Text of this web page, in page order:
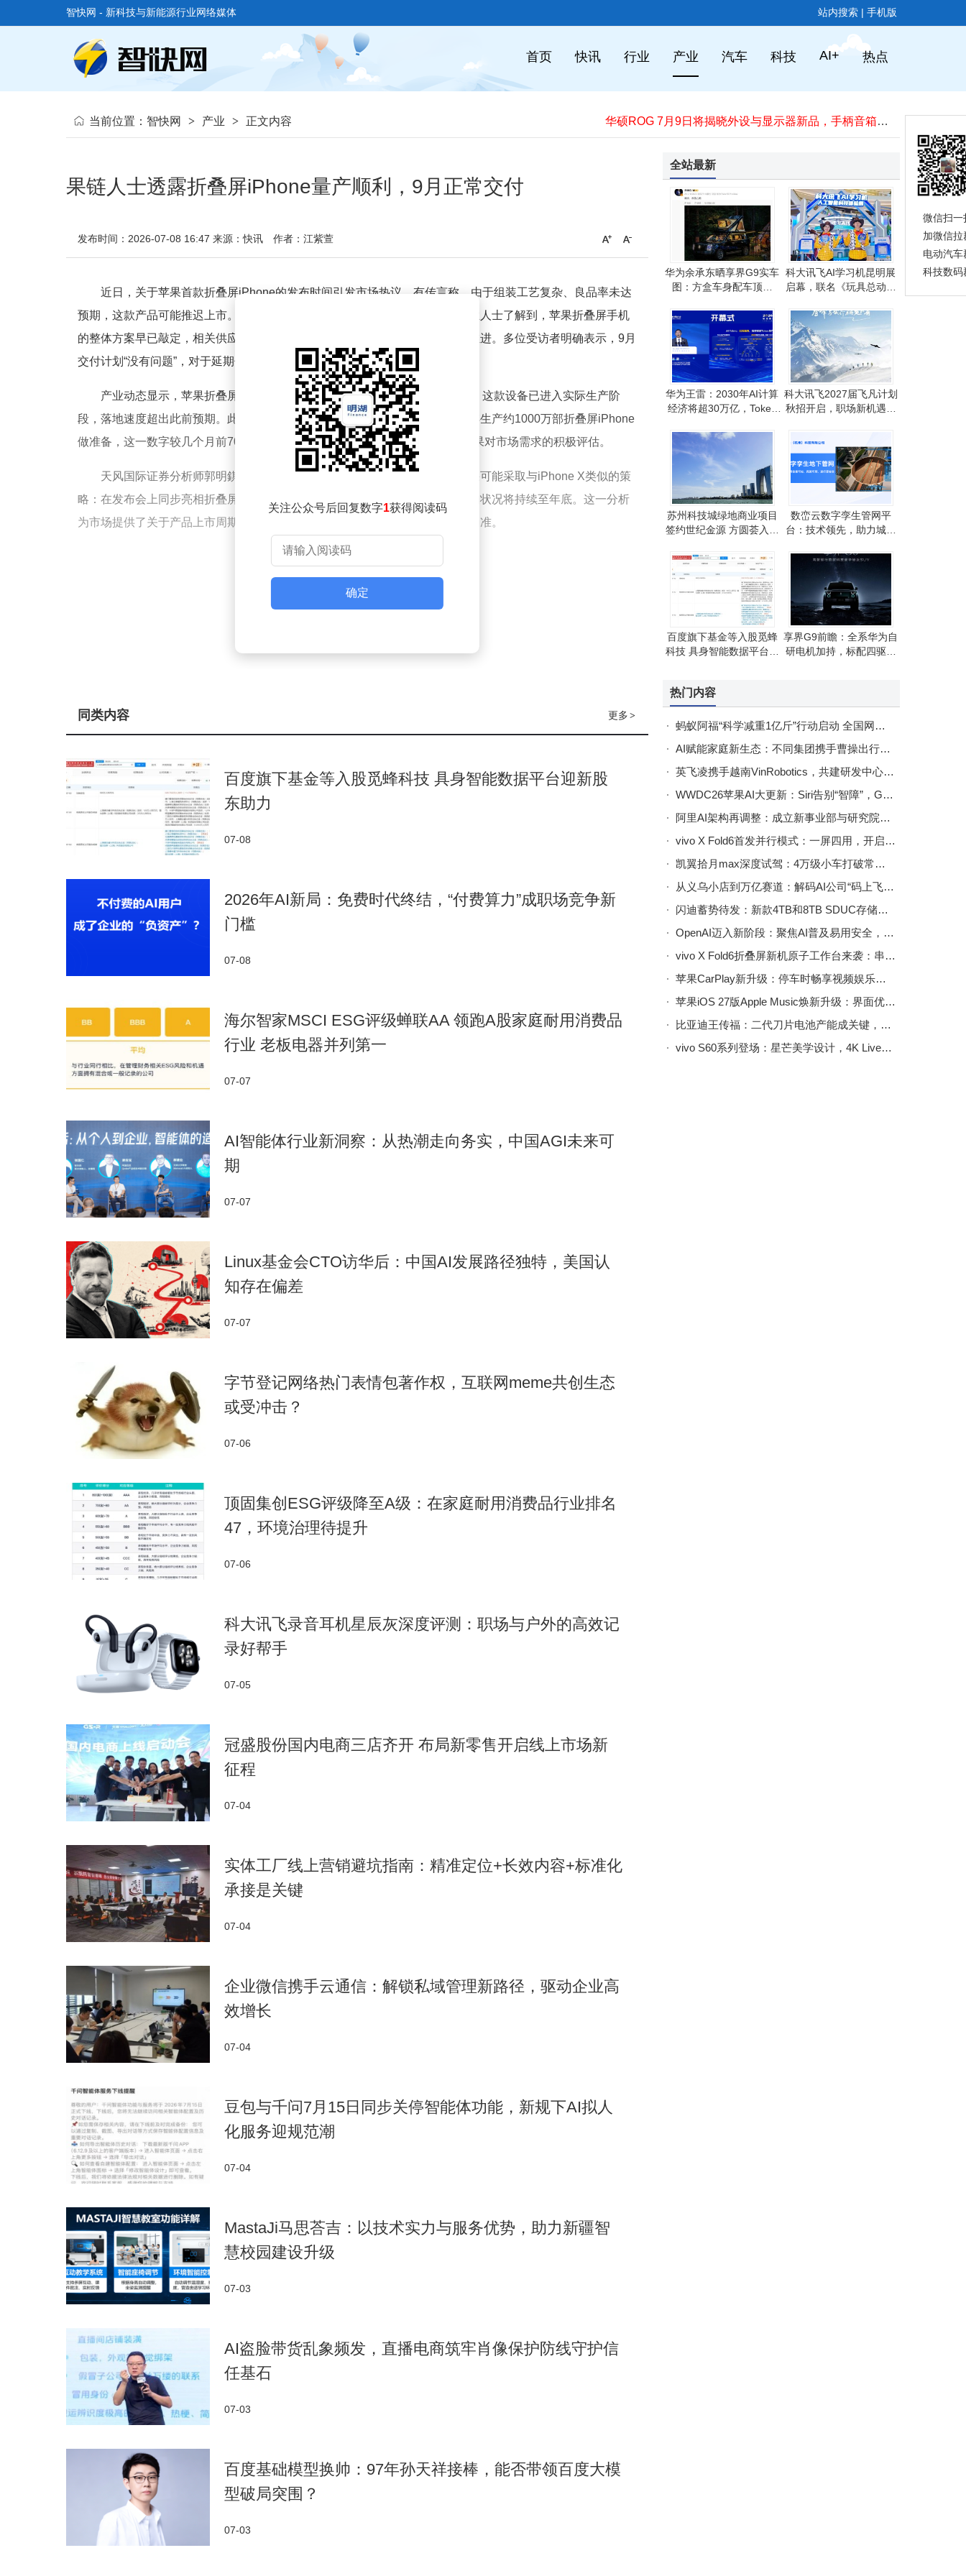
站内搜索 | 手机版
智快网 - 新科技与新能源行业网络媒体
首页 快讯 行业 产业 汽车 科技 AI+ 热点
果链人士透露折叠屏iPhone量产顺利，9月正常交付无延期担忧
百度旗下基金等入股觅蜂科技 具身智能数据平台迎新股东助力
小米汽车官宣新品牌“SkyNomad”，主打增程SUV，2026年或迎昆仑系列首车
小米“小爱同学”架构调整：技术模块细分，原负责人转战机器人业务
农业无人机竞争新赛道：极飞科技推机场产品，全自主作业能否开启新篇章？
果链人士透露折叠屏iPhone量产顺利，9月正常交付无延期担忧
当前位置： 智快网 > 产业 > 正文内容
果链人士透露折叠屏iPhone量产顺利，9月正常交付
发布时间：2026-07-08 16:47 来源：快讯 作者：江紫萱
近日，关于苹果首款折叠屏iPhone的发布时间引发市场热议。有传言称，由于组装工艺复杂、良品率未达
预期，这款产品可能推迟上市。然而，财联社记者通过采访多位苹果供应链企业人士了解到，苹果折叠屏手机
的整体方案早已敲定，相关供应商已进入生产高峰期，目前量产工作正在有序推进。多位受访者明确表示，9月
交付计划“没有问题”，对于延期传闻则表示“并未听说”。
产业动态显示，苹果折叠屏iPhone的量产进度正在加快。据产业人士透露，这款设备已进入实际生产阶
段，落地速度超出此前预期。此前《日经亚洲》曾报道，苹果要求供应商为今年生产约1000万部折叠屏iPhone
做准备，这一数字较几个月前700万至800万部的预期产量显著提升，反映出苹果对市场需求的积极评估。
天风国际证券分析师郭明錤对产品发布节奏提出另一种观点。他认为，苹果可能采取与iPhone X类似的策
略：在发布会上同步亮相折叠屏机型，但实际开售时间延后，且初期供应紧张的状况将持续至年底。这一分析
为市场提供了关于产品上市周期的参考框架，但具体安排仍需以苹果官方信息为准。
关注公众号后回复数字1获得阅读码
确定
更多 >
同类内容
百度旗下基金等入股觅蜂科技 具身智能数据平台迎新股
东助力
07-08
2026年AI新局：免费时代终结，“付费算力”成职场竞争新
门槛
07-08
海尔智家MSCI ESG评级蝉联AA 领跑A股家庭耐用消费品
行业 老板电器并列第一
07-07
AI智能体行业新洞察：从热潮走向务实，中国AGI未来可
期
07-07
Linux基金会CTO访华后：中国AI发展路径独特，美国认
知存在偏差
07-07
字节登记网络热门表情包著作权，互联网meme共创生态
或受冲击？
07-06
顶固集创ESG评级降至A级：在家庭耐用消费品行业排名
47，环境治理待提升
07-06
科大讯飞录音耳机星辰灰深度评测：职场与户外的高效记
录好帮手
07-05
冠盛股份国内电商三店齐开 布局新零售开启线上市场新
征程
07-04
实体工厂线上营销避坑指南：精准定位+长效内容+标准化
承接是关键
07-04
企业微信携手云通信：解锁私域管理新路径，驱动企业高
效增长
07-04
豆包与千问7月15日同步关停智能体功能，新规下AI拟人
化服务迎规范潮
07-04
MastaJi马思荅吉：以技术实力与服务优势，助力新疆智
慧校园建设升级
07-03
AI盗脸带货乱象频发，直播电商筑牢肖像保护防线守护信
任基石
07-03
百度基础模型换帅：97年孙天祥接棒，能否带领百度大模
型破局突围？
07-03
全站最新
华为余承东晒享界G9实车
图：方盒车身配车顶帐
科大讯飞AI学习机昆明展
启幕，联名《玩具总动员
旅
华为王雷：2030年AI计算
经济将超30万亿，Token
科大讯飞2027届飞凡计划
秋招开启，职场新机遇等
苏州科技城绿地商业项目
签约世纪金源 方圆荟入驻
数峦云数字孪生管网平
台：技术领先，助力城市
百度旗下基金等入股觅蜂
科技 具身智能数据平台迎
享界G9前瞻：全系华为自
研电机加持，标配四驱续
热门内容
蚂蚁阿福“科学减重1亿斤”行动启动 全国网友一分钱即可领体脂秤
AI赋能家庭新生态：不同集团携手曹操出行，解锁儿童出行安全与智能出行新未来
英飞凌携手越南VinRobotics，共建研发中心推动人形机器人创新发展
WWDC26苹果AI大更新：Siri告别“智障”，Gemini助力能否让苹果AI逆袭？
阿里AI架构再调整：成立新事业部与研究院，激活内部创造力探索前沿科技
vivo X Fold6首发并行模式：一屏四用，开启折叠屏多任务处理新时代
凯翼拾月max深度试驾：4万级小车打破常规，重新定义代步新体验
从义乌小店到万亿赛道：解码AI公司“码上飞”如何打造商业Agent新基建
闪迪蓄势待发：新款4TB和8TB SDUC存储卡即将登场 现有读卡器不兼容
OpenAI迈入新阶段：聚焦AI普及易用安全，勾勒理想未来新蓝图
vivo X Fold6折叠屏新机原子工作台来袭：串行一屏四用，多任务处理更高效
苹果CarPlay新升级：停车时畅享视频娱乐，Siri AI助力智能出行
苹果iOS 27版Apple Music焕新升级：界面优化，功能性能双提升
比亚迪王传福：二代刀片电池产能成关键，2027年将加速全球化布局
vivo S60系列登场：星芒美学设计，4K Live记录鲜活，开启影像新体验
微信扫一
加微信拉
电动汽车
科技数码